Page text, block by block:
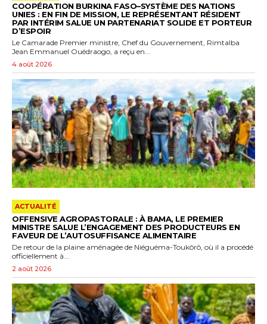
COOPÉRATION BURKINA FASO–SYSTÈME DES NATIONS
UNIES : EN FIN DE MISSION, LE REPRÉSENTANT RÉSIDENT
PAR INTÉRIM SALUE UN PARTENARIAT SOLIDE ET PORTEUR
D’ESPOIR
Le Camarade Premier ministre, Chef du Gouvernement, Rimtalba
Jean Emmanuel Ouédraogo, a reçu en...
4 août 2026
ACTUALITÉ
OFFENSIVE AGROPASTORALE : À BAMA, LE PREMIER
MINISTRE SALUE L’ENGAGEMENT DES PRODUCTEURS EN
FAVEUR DE L’AUTOSUFFISANCE ALIMENTAIRE
De retour de la plaine aménagée de Niéguéma-Toukôrô, où il a procédé
officiellement à...
2 août 2026